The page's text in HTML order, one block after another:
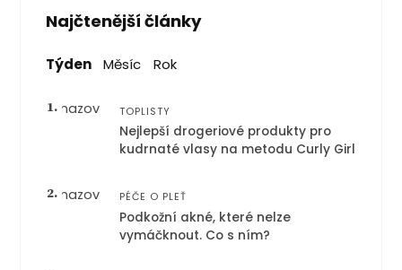
Najčtenější články
Týden Měsíc Rok
1. TOPLISTY
Nejlepší drogeriové produkty pro
kudrnaté vlasy na metodu Curly Girl
2. PÉČE O PLEŤ
Podkožní akné, které nelze
vymáčknout. Co s ním?